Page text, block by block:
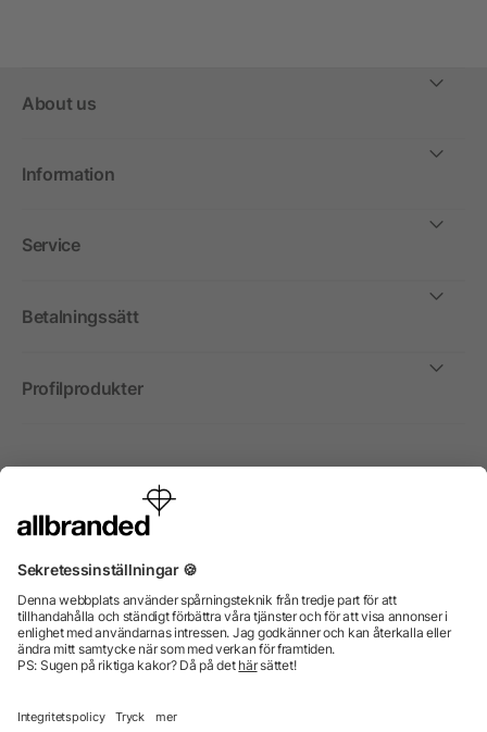
About us
Information
Service
Betalningssätt
Profilprodukter
Internationellt
enbart till företag, institutioner, föreningar och